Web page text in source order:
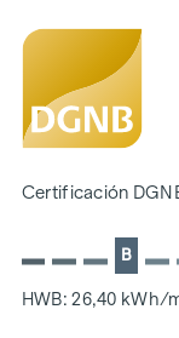
Certificación
B
HWB: 26,40 kWh/